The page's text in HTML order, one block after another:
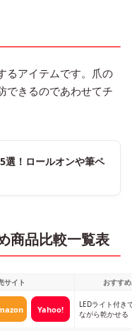
るアイテムです。爪の
できるのであわせてチ
選！ロールオンや筆ペ
商品比較一覧表
サイト おすす
Yahoo!
LEDライト付き
ながら乾かせる